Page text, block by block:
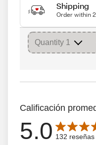
Shipping
Order within
Calificación
5.0
Average rating is 5.0
132 reseñas